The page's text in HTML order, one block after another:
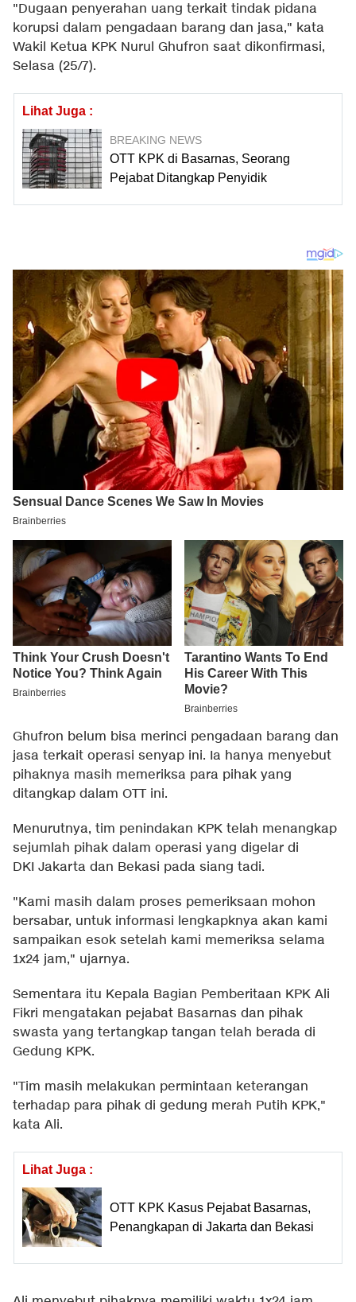
"Dugaan penyerahan uang terkait tindak pidana
korupsi dalam pengadaan barang dan jasa," kata
Wakil Ketua KPK Nurul Ghufron saat dikonfirmasi,
Selasa (25/7).
Lihat Juga :
BREAKING NEWS
OTT KPK di Basarnas, Seorang
Pejabat Ditangkap Penyidik
Ghufron belum bisa merinci pengadaan barang dan
jasa terkait operasi senyap ini. Ia hanya menyebut
pihaknya masih memeriksa para pihak yang
ditangkap dalam OTT ini.
Menurutnya, tim penindakan KPK telah menangkap
sejumlah pihak dalam operasi yang digelar di
DKI Jakarta dan Bekasi pada siang tadi.
"Kami masih dalam proses pemeriksaan mohon
bersabar, untuk informasi lengkapknya akan kami
sampaikan esok setelah kami memeriksa selama
1x24 jam," ujarnya.
Sementara itu Kepala Bagian Pemberitaan KPK Ali
Fikri mengatakan pejabat Basarnas dan pihak
swasta yang tertangkap tangan telah berada di
Gedung KPK.
"Tim masih melakukan permintaan keterangan
terhadap para pihak di gedung merah Putih KPK,"
kata Ali.
Lihat Juga :
OTT KPK Kasus Pejabat Basarnas,
Penangkapan di Jakarta dan Bekasi